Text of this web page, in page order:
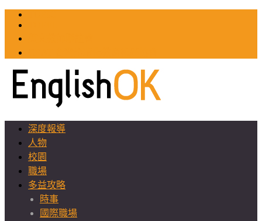
深度報導
人物
校園
職場
多益攻略
時事
國際職場